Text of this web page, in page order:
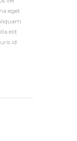
eget
elit
id